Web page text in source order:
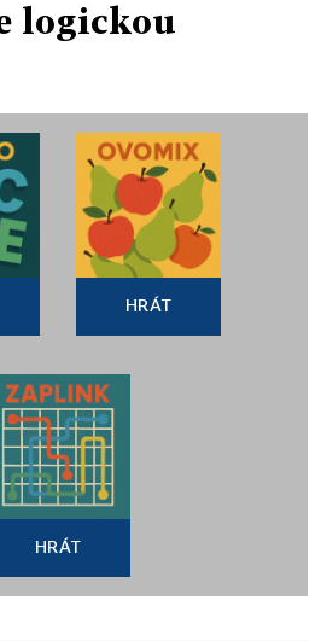
logickou
HRÁT
HRÁT